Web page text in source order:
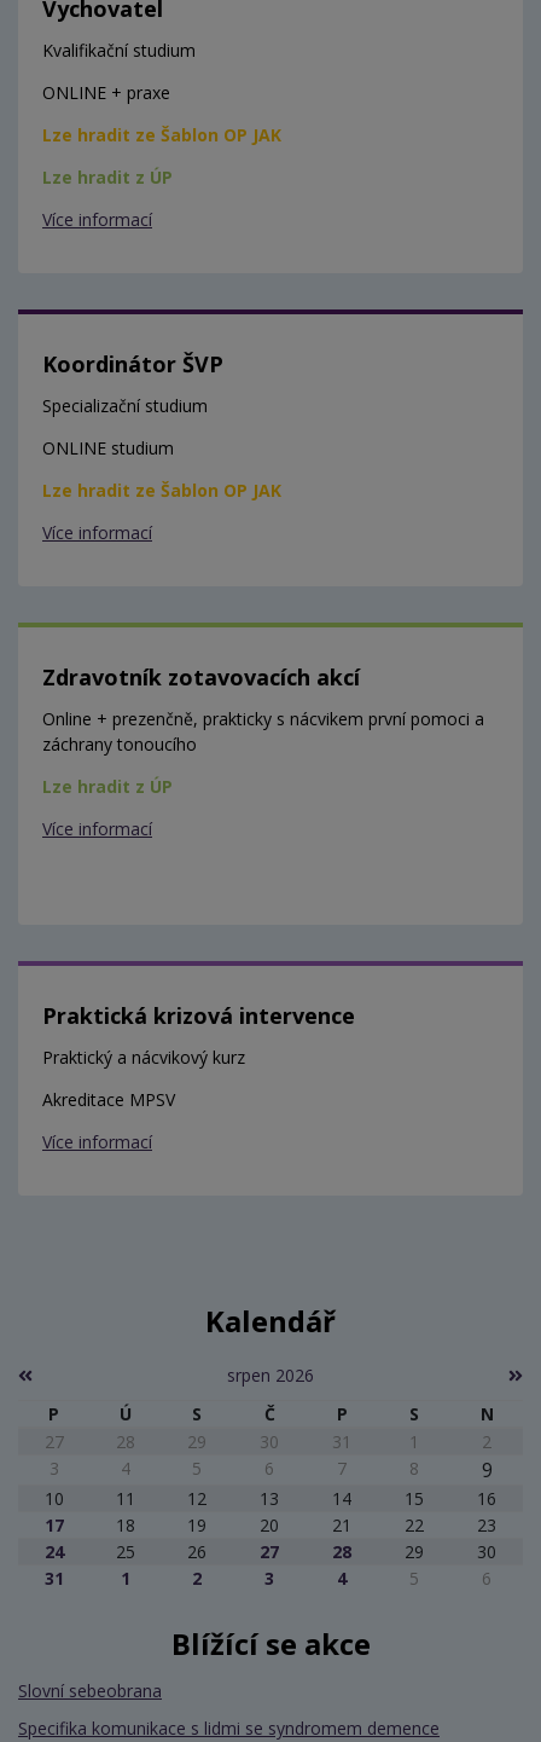
Vychovatel
Kvalifikační studium
ONLINE + praxe
Lze hradit ze Šablon OP JAK
Lze hradit z ÚP
Více informací
Koordinátor ŠVP
Specializační studium
ONLINE studium
Lze hradit ze Šablon OP JAK
Více informací
Zdravotník zotavovacích akcí
Online + prezenčně, prakticky s nácvikem první pomoci a
záchrany tonoucího
Lze hradit z ÚP
Více informací
Praktická krizová intervence
Praktický a nácvikový kurz
Akreditace MPSV
Více informací
Kalendář
srpen 2026
P
Ú S Č P S
N
27
28 29 30 31 1
2
3
4 5 6 7 8 9
10 11 12 13 14 15
16
17
18 19 20 21 22
23
24
25 26 27 28 29
30
31
1 2 3 4 5 6
Blížící se akce
Slovní sebeobrana
Specifika komunikace s lidmi se syndromem demence